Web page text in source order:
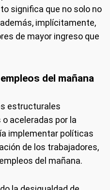
significa que no solo no
implícitamente,
de mayor ingreso que
del mañana
estructurales
aceleradas por la
implementar políticas
de los trabajadores,
del mañana.